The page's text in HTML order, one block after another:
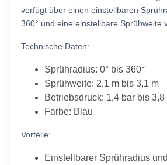
verfügt über einen einstellbaren
360° und eine einstellbare Sprühweite
Technische Daten:
Sprühradius: 0° bis 360°
Sprühweite: 2,1 m bis 3,1 m
Betriebsdruck: 1,4 bar bis 3,8
Farbe: Blau
Vorteile:
Einstellbarer Sprühradius